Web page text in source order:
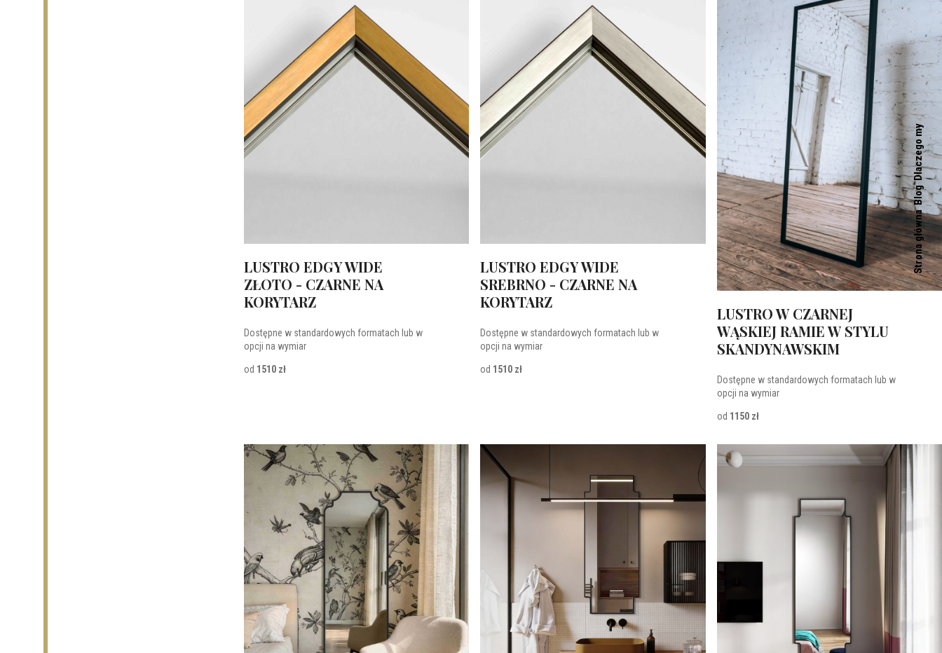
Dlaczego my
Blog
Strona główna
Lustro LED prostokątne — inteligentne światło dla Twojej łazienki i nie tylko
to połączenie precyzji wykonania i innowacyjnej technologii. Oferujemy modele z regulacją światła i różnymi opcjami montażu, które dostosujesz do
luster prostokątnych , gdzie znajdziesz modele na każdą ścianę i do każdego pomieszczenia. Jeżeli szukaszlustrao nietypowym
wymiarze lub w niestandardowej ramie — skontaktuj się z nami, zrealizujemy każde oryginalne zamówienie.
LUSTRO EDGY WIDE
ZŁOTO - CZARNE NA
KORYTARZ
Dostępne w standardowych formatach lub w
opcji na wymiar
od 1510 zł
LUSTRO EDGY WIDE
SREBRNO - CZARNE NA
KORYTARZ
Dostępne w standardowych formatach lub w
opcji na wymiar
od 1510 zł
LUSTRO W CZARNEJ
WĄSKIEJ RAMIE W STYLU
SKANDYNAWSKIM
Dostępne w standardowych formatach lub w
opcji na wymiar
od 1150 zł